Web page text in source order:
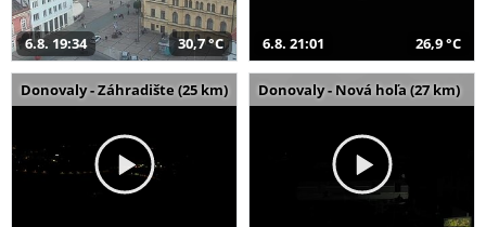
6.8. 19:34 30,7 °C 6.8. 21:01 26,9 °C
Donovaly - Záhradište (25 km) Donovaly - Nová hoľa (27 km)